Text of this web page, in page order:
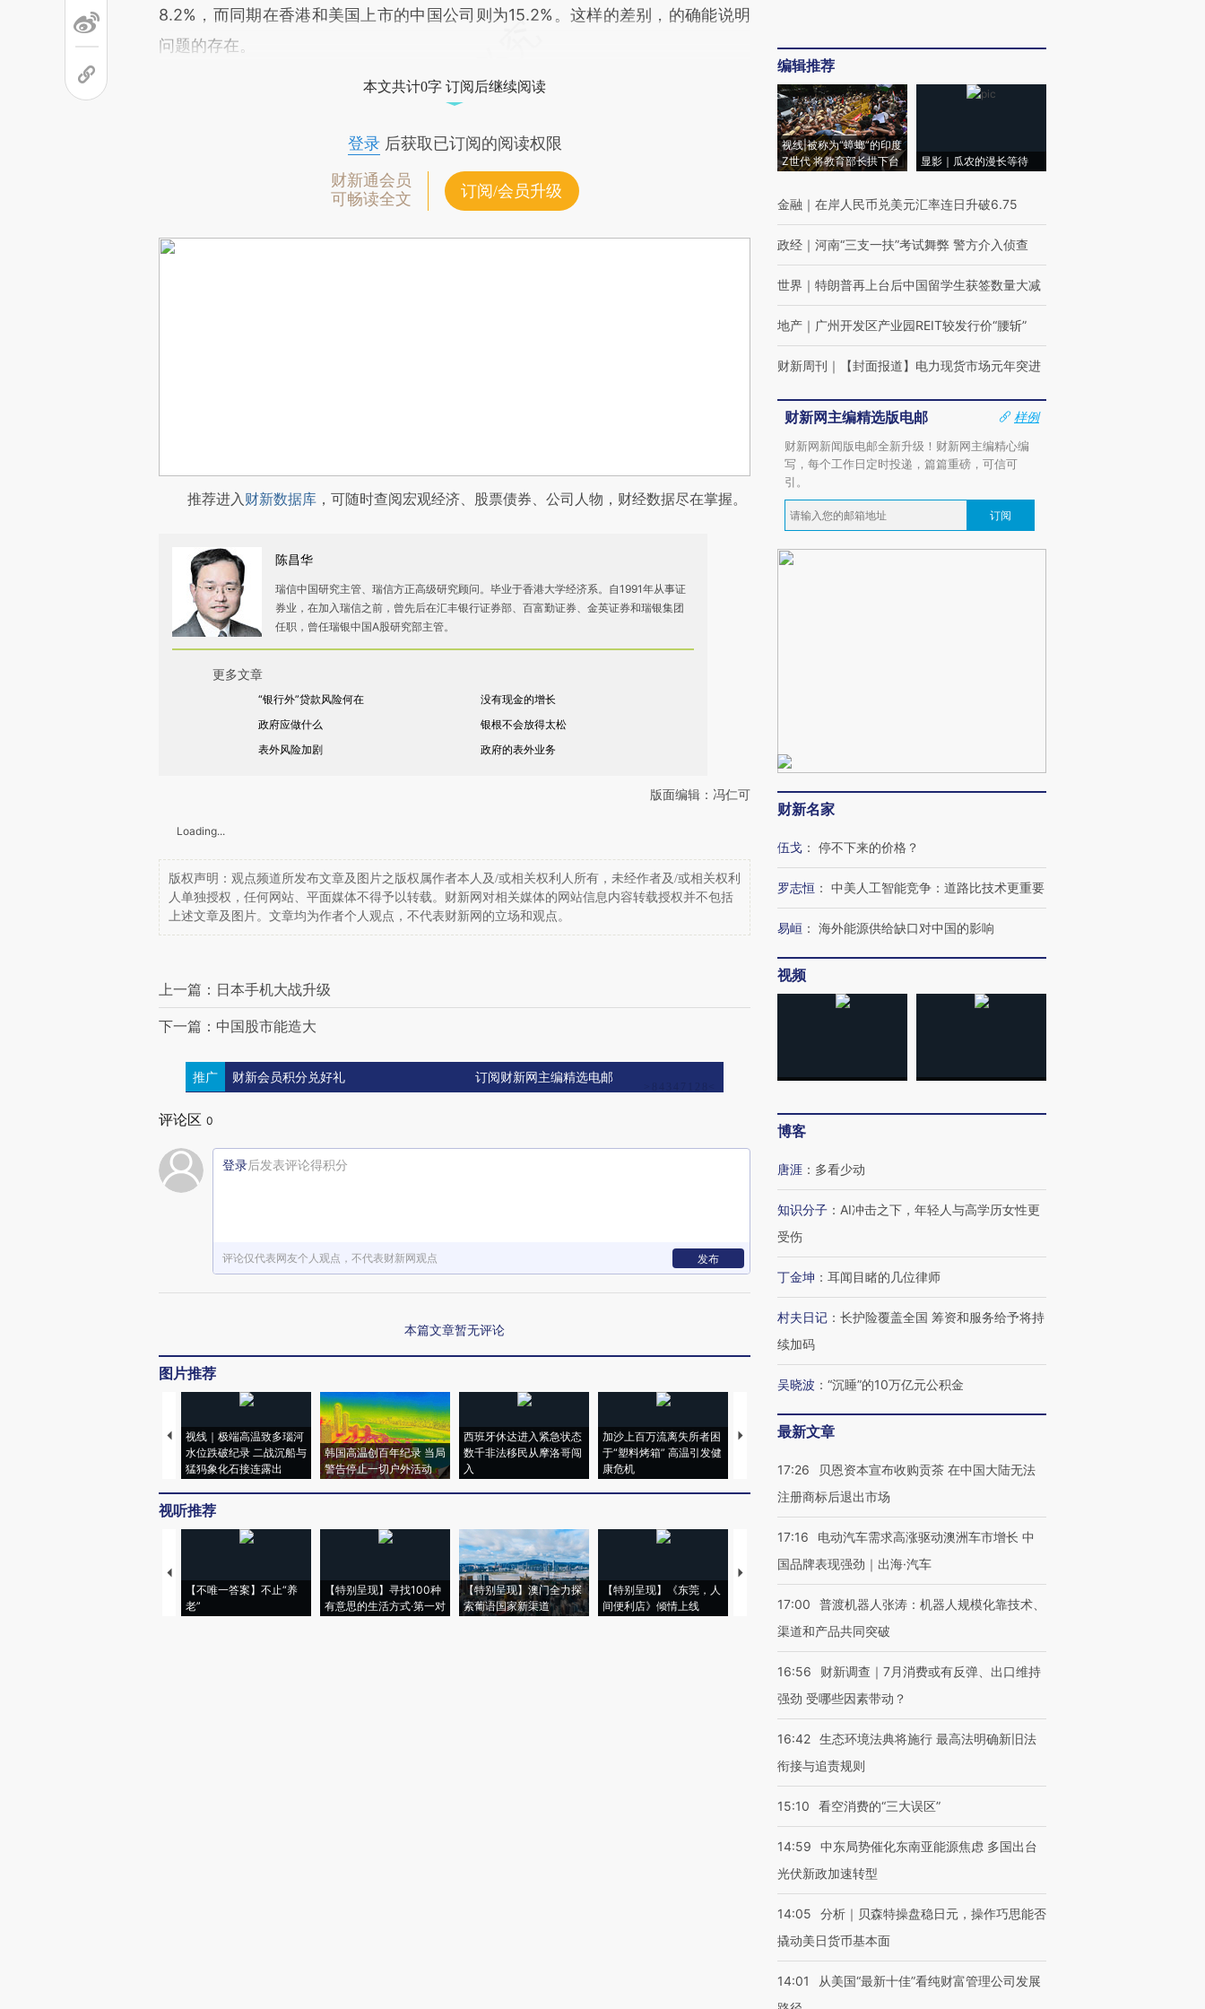
8.2%，而同期在香港和美国上市的中国公司则为15.2%。这样的差别，的确能说明
问题的存在。
本文共计0字 订阅后继续阅读
登录后获取已订阅的阅读权限
财新通会员
可畅读全文
订阅/会员升级
推荐进入财新数据库 ，可随时查阅宏观经济、股票债券、公司人物，财经数据尽在掌握。
陈昌华
瑞信中国研究主管、瑞信方正高级研究顾问。毕业于香港大学经济系。自1991年从事证
券业，在加入瑞信之前，曾先后在汇丰银行证券部、百富勤证券、金英证券和瑞银集团
任职，曾任瑞银中国A股研究部主管。
更多文章
“银行外”贷款风险何在
没有现金的增长
政府应做什么
银根不会放得太松
表外风险加剧
政府的表外业务
版面编辑：冯仁可
Loading...
版权声明：观点频道所发布文章及图片之版权属作者本人及/或相关权利人所有，未经作者及/或相关权利
人单独授权，任何网站、平面媒体不得予以转载。财新网对相关媒体的网站信息内容转载授权并不包括
上述文章及图片。文章均为作者个人观点，不代表财新网的立场和观点。
上一篇：日本手机大战升级
下一篇：中国股市能造大
推广 财新会员积分兑好礼 订阅财新网主编精选电邮
评论区 0
登录后发表评论得积分
评论仅代表网友个人观点，不代表财新网观点 发布
本篇文章暂无评论
图片推荐
视线｜极端高温致多瑙河
水位跌破纪录 二战沉船与
猛犸象化石接连露出
韩国高温创百年纪录 当局
警告停止一切户外活动
西班牙休达进入紧急状态
数千非法移民从摩洛哥闯
入
加沙上百万流离失所者困
于“塑料烤箱” 高温引发健
康危机
马航飞行员跨国走私7万
心“花钱找虐”？
要防空导弹“救急”
视听推荐
【不唯一答案】不止“养
老”
【特别呈现】寻找100种
有意思的生活方式·第一对
【特别呈现】澳门全力探
索葡语国家新渠道
【特别呈现】《东莞，人
间便利店》倾情上线
【推广】走进第四届链博
有意思的生活方式·第三对
住三大增长引擎是什么？
编辑推荐
视线|被称为“蟑螂”的印度
Z世代 将教育部长拱下台
显影｜瓜农的漫长等待
金融 ｜ 在岸人民币兑美元汇率连日升破6.75
政经 ｜ 河南“三支一扶”考试舞弊 警方介入侦查
世界 ｜ 特朗普再上台后中国留学生获签数量大减
地产 ｜ 广州开发区产业园REIT较发行价“腰斩”
财新周刊 ｜ 【封面报道】电力现货市场元年突进
财新网主编精选版电邮
样例
财新网新闻版电邮全新升级！财新网主编精心编
写，每个工作日定时投递，篇篇重磅，可信可
引。
订阅
财新名家
伍戈 ： 停不下来的价格？
罗志恒 ： 中美人工智能竞争：道路比技术更重要
易峘 ： 海外能源供给缺口对中国的影响
视频
博客
唐涯 ： 多看少动
知识分子 ： AI冲击之下，年轻人与高学历女性更
受伤
丁金坤 ： 耳闻目睹的几位律师
村夫日记 ： 长护险覆盖全国 筹资和服务给予将持
续加码
吴晓波 ： “沉睡”的10万亿元公积金
最新文章
17:26
贝恩资本宣布收购贡茶 在中国大陆无法
注册商标后退出市场
17:16
电动汽车需求高涨驱动澳洲车市增长 中
国品牌表现强劲｜出海·汽车
17:00
普渡机器人张涛：机器人规模化靠技术、
渠道和产品共同突破
16:56
财新调查｜7月消费或有反弹、出口维持
强劲 受哪些因素带动？
16:42 生态环境法典将施行 最高法明确新旧法
衔接与追责规则
15:10 看空消费的“三大误区”
14:59
中东局势催化东南亚能源焦虑 多国出台
光伏新政加速转型
14:05
分析｜贝森特操盘稳日元，操作巧思能否
撬动美日货币基本面
14:01
从美国“最新十佳”看纯财富管理公司发展